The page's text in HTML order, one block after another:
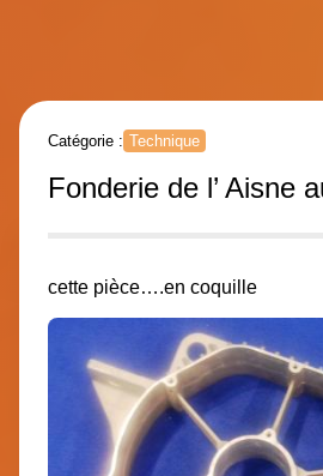
Catégorie : Technique
Fonderie de l’ Aisne
cette pièce….en coquille